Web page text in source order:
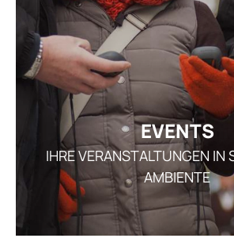
EVENTS
IHRE VERANSTALTUNGEN IN
AMBIENTE